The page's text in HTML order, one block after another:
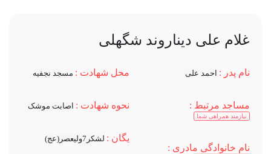
غلام علی دیناروند شگهلی
نام پدر : احمد علی
مساجد مرتبط :
نیازمند همراهی شما
نام خانوادگی مادری :
محل شهادت : مسجد نجفیه
نحوه شهادت : اصابت موشک
یگان : لشکر7ولیعصر(عج)